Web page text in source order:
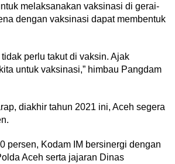
melaksanakan vaksinasi di gerai-
dengan vaksinasi dapat membentuk
perlu takut di vaksin. Ajak
untuk vaksinasi,” himbau Pangdam
diakhir tahun 2021 ini, Aceh segera
persen, Kodam IM bersinergi dengan
Aceh serta jajaran Dinas